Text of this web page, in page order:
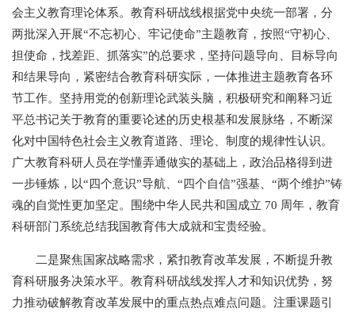
会主义教育理论体系。教育科研战线根据党中央统一部署，分
两批深入开展“不忘初心、牢记使命”主题教育，按照“守初心、
担使命，找差距、抓落实”的总要求，坚持问题导向、目标导向
和结果导向，紧密结合教育科研实际，一体推进主题教育各环
节工作。坚持用党的创新理论武装头脑，积极研究和阐释习近
平总书记关于教育的重要论述的历史根基和发展脉络，不断深
化对中国特色社会主义教育道路、理论、制度的规律性认识。
广大教育科研人员在学懂弄通做实的基础上，政治品格得到进
一步锤炼，以“四个意识”导航、“四个自信”强基、“两个维护”铸
魂的自觉性更加坚定。围绕中华人民共和国成立 70 周年，教育
科研部门系统总结我国教育伟大成就和宝贵经验。
二是聚焦国家战略需求，紧扣教育改革发展，不断提升教
育科研服务决策水平。教育科研战线发挥人才和知识优势，努
力推动破解教育改革发展中的重点热点难点问题。注重课题引